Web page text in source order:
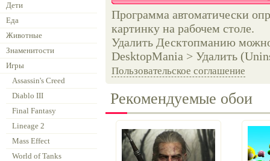
Дети
Еда
Животные
Знаменитости
Игры
Assassin's Creed
Diablo III
Final Fantasy
Lineage 2
Mass Effect
World of Tanks
Программа автоматически
картинку на рабочем столе.
Удалить Десктопманию
DesktopMania > Удалить
Пользовательское соглашение
Рекомендуемые обои